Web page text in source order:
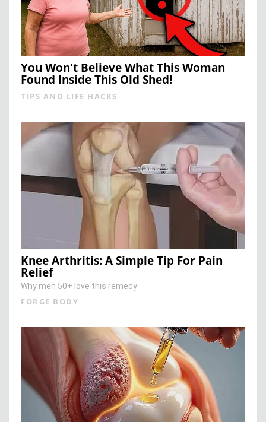
You Won't Believe What This Woman
Found Inside This Old Shed!
TIPS AND LIFE HACKS
Knee Arthritis: A Simple Tip For Pain
Relief
Why men 50+ love this remedy
FORGE BODY